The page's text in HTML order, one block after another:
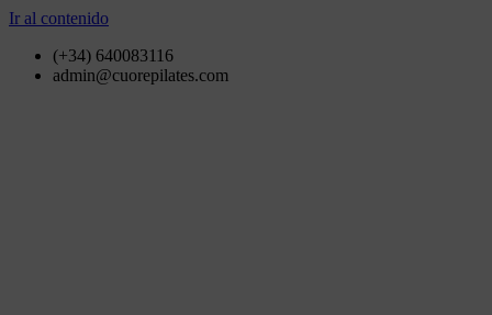
Ir al contenido
(+34) 640083116
admin@cuorepilates.com